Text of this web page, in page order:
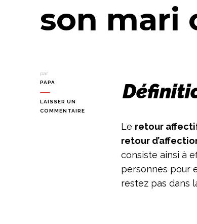
son mari
par
PAPA
LAISSER UN
COMMENTAIRE
Le retour
retour
consiste ainsi à
personnes pour
restez pas dans